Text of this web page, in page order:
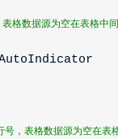
格数据源为空在表格中
号，表格数据源为空在表